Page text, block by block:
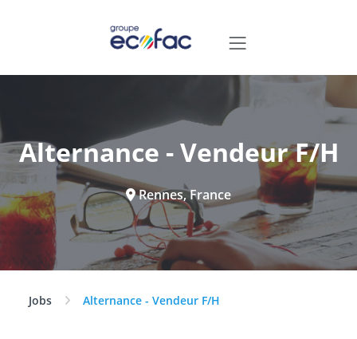
Alternance - Vendeur F/H
Rennes, France
Jobs Alternance - Vendeur F/H